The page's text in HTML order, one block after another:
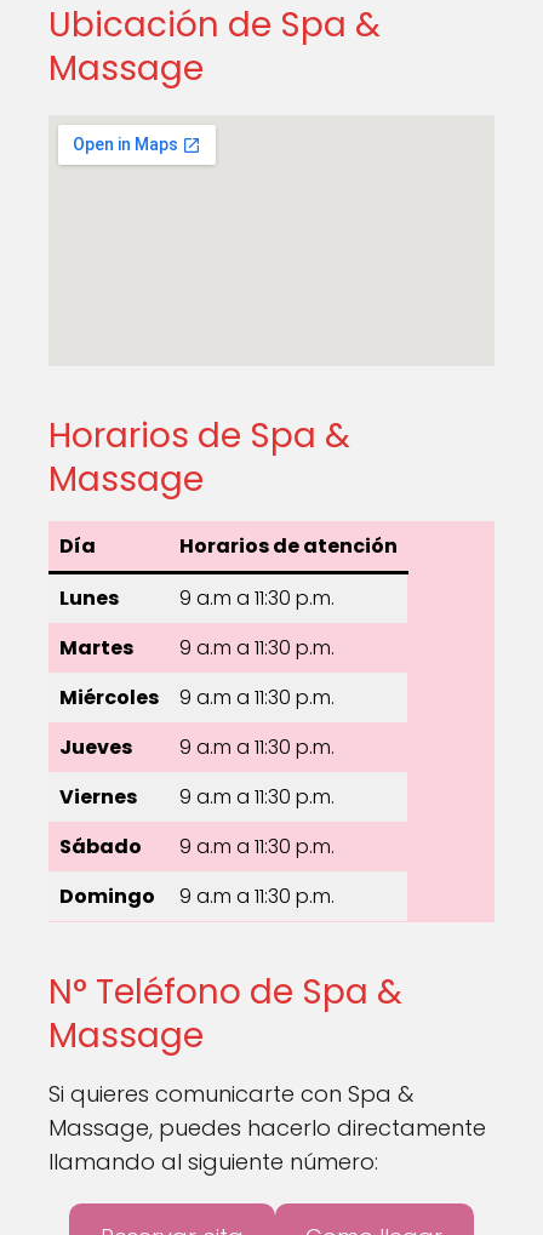
Ubicación de Spa &
Massage
Horarios de Spa &
Massage
Día
Horarios de atención
Lunes
9 a.m a 11:30 p.m.
Martes
9 a.m a 11:30 p.m.
Miércoles
9 a.m a 11:30 p.m.
Jueves
9 a.m a 11:30 p.m.
Viernes
9 a.m a 11:30 p.m.
Sábado
9 a.m a 11:30 p.m.
Domingo
9 a.m a 11:30 p.m.
N° Teléfono de Spa &
Massage
Si quieres comunicarte con Spa &
Massage, puedes hacerlo directamente
llamando al siguiente número: